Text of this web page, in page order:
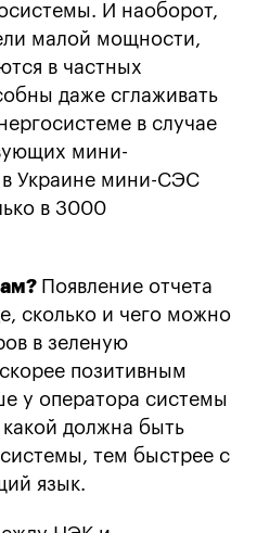
И наоборот,
малой мощности,
в частных
даже сглаживать
в случае
мини-
в Украине мини-СЭС
в 3000
Появление отчета
сколько и чего можно
в зеленую
позитивным
у оператора системы
должна быть
тем быстрее с
язык.